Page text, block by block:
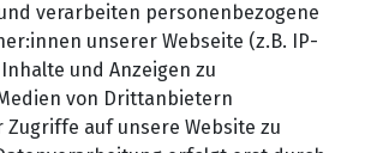
verarbeiten personenbezogene
unserer Webseite (z.B. IP-
und Anzeigen zu
von Drittanbietern
auf unsere Website zu